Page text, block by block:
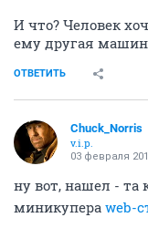
И что? Человек
ему другая
ОТВЕТИТЬ
Chuck_Norris
v.i.p.
03 февраля
ну вот, нашел - та
миникупера web-